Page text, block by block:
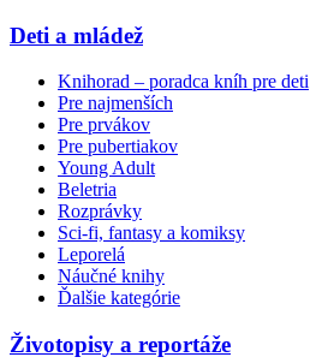
Deti a mládež
Knihorad – poradca kníh pre deti
Pre najmenších
Pre prvákov
Pre pubertiakov
Young Adult
Beletria
Rozprávky
Sci-fi, fantasy a komiksy
Leporelá
Náučné knihy
Ďalšie kategórie
Životopisy a reportáže